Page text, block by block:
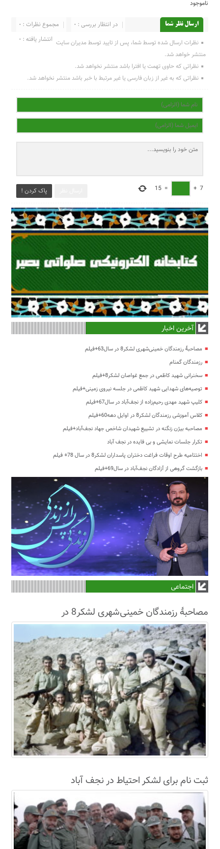
ناموجود
ارسال نظر شما مجموع نظرات : 0
در انتظار بررسی : 0
انتشار یافته : 0 نظرات ارسال شده توسط شما، پس از تایید توسط مدیران سایت
منتشر خواهد شد.
نظراتی که حاوی تهمت یا افترا باشد منتشر نخواهد شد.
نظراتی که به غیر از زبان فارسی یا غیر مرتبط با خبر باشد منتشر نخواهد شد.
پاک کردن ! 7
+
=
15
آخرین اخبار
مصاحبۀ رزمندگان خمینی‌شهری لشکر8 در سال63+فیلم
رزمندگان گمنام
سخنرانی شهید کاظمی در جمع غواصان لشکر8+فیلم
توصیه‌های شهدایی شهید کاظمی در جلسه نیروی زمینی+فیلم
کلیپ شهید مهدی رحیم‌زاده از نجف‌آباد در سال67+فیلم
کلاس آموزشی رزمندگان لشکر8 در اوایل دهه60+فیلم
مصاحبه بیژن زنگنه در تشییع شهیدان شاخص جهاد نجف‌آباد+فیلم
تکرار جلسات نمایشی و بی فایده در نجف آباد
اختتامیه طرح اوقات فراغت دختران پاسداران لشکر8 در سال 78+ فیلم
بازگشت گروهی از آزادگان نجف‌آباد در سال69+فیلم
اجتماعی
مصاحبۀ رزمندگان خمینی‌شهری لشکر8 در
سال63+فیلم
ثبت نام برای لشکر احتیاط در نجف آباد